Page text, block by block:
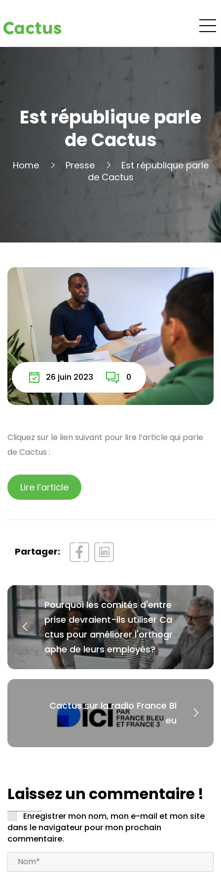
Cactus
Est république parle
de Cactus
Home Presse
Est république parle
de Cactus
26 juin 2023 0
Cliquez sur le lien suivant pour lire l’article qui parle
de Cactus :
Lire l’article
Partager:
Pourquoi les comités d'entre
prise devraient-ils utiliser Ca
ctus pour améliorer l'orthogr
aphe de leurs employés?
Cactus sur la radio France Bl
eu
Laissez un commentaire !
Enregistrer mon nom, mon e-mail et mon site
dans le navigateur pour mon prochain
commentaire.